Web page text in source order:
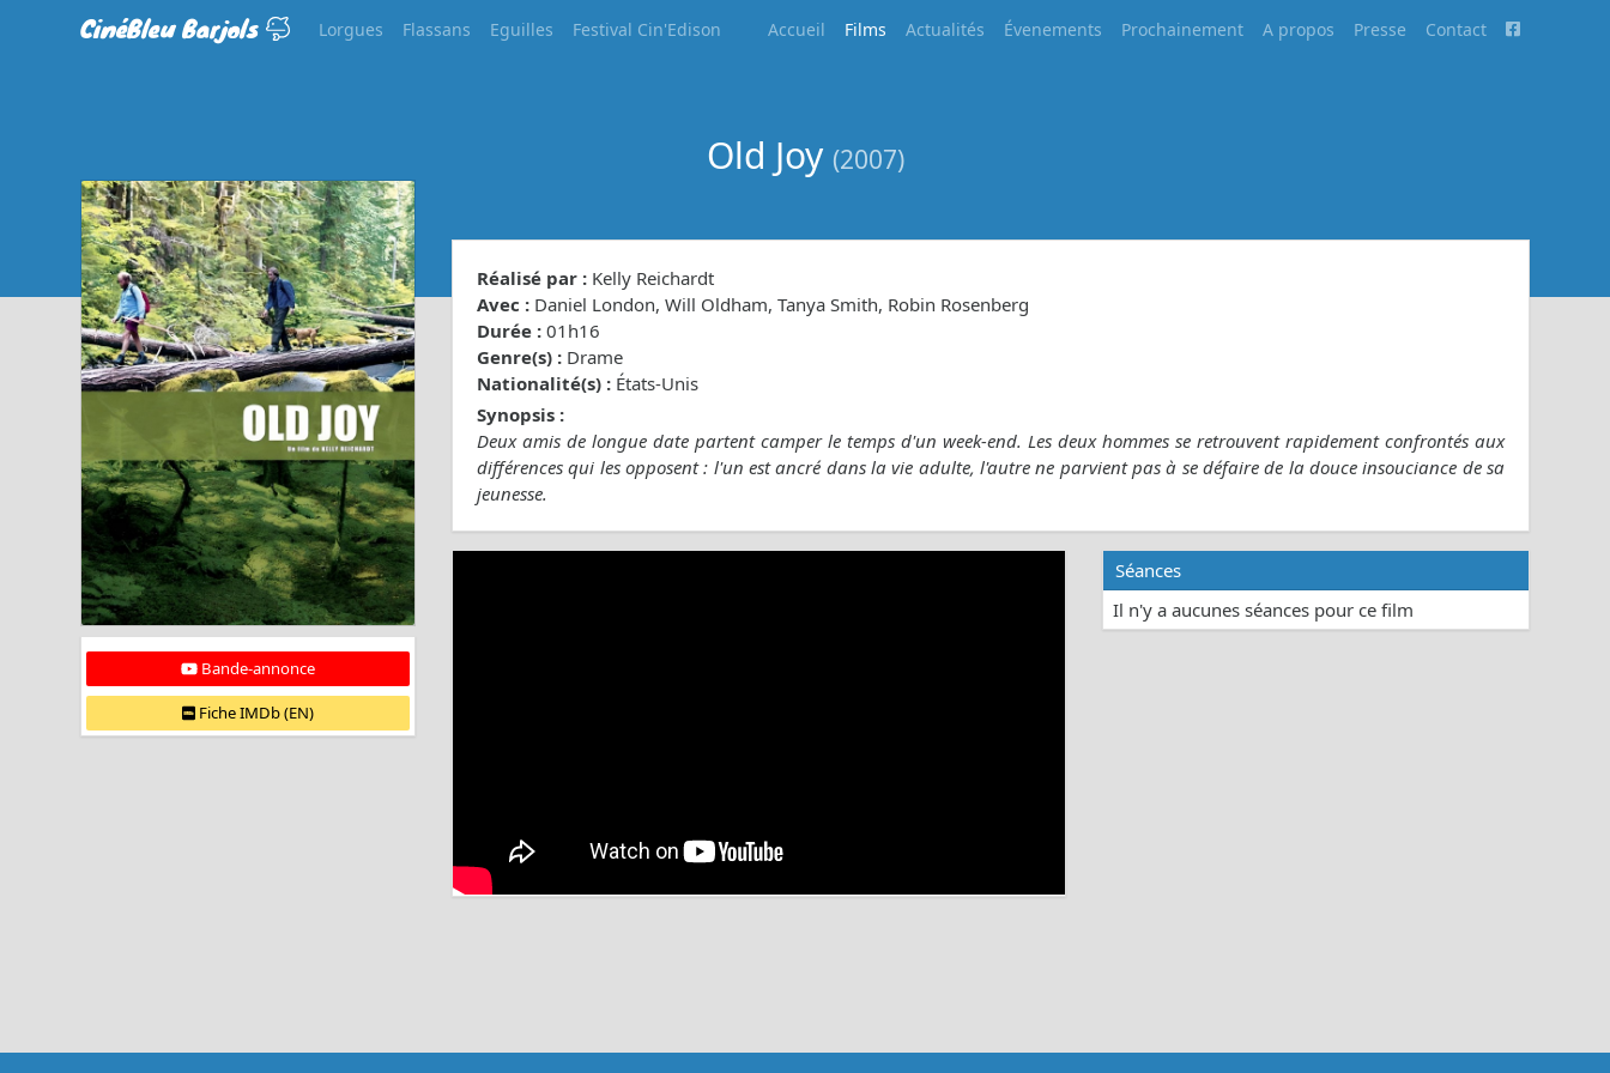
CinéBleu Barjols Lorgues Flassans Eguilles Festival Cin'Edison Accueil Films Actualités Évenements Prochainement A propos Presse Contact
Old Joy (2007)
Bande-annonce
Fiche IMDb (EN)
Réalisé par : Kelly Reichardt
Avec : Daniel London, Will Oldham, Tanya Smith, Robin Rosenberg
Durée : 01h16
Genre(s) : Drame
Nationalité(s) : États-Unis
Synopsis :
Deux amis de longue date partent camper le temps d'un week-end. Les deux hommes se retrouvent rapidement confrontés aux
différences qui les opposent : l'un est ancré dans la vie adulte, l'autre ne parvient pas à se défaire de la douce insouciance de sa
jeunesse.
Séances
Il n'y a aucunes séances pour ce film